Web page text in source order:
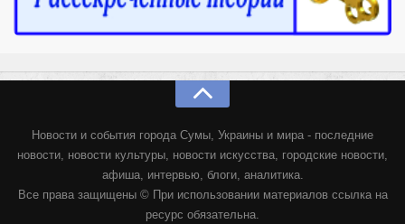
Новости и события города Сумы, Украины и мира - последние
новости, новости культуры, новости искусства, городские новости,
афиша, интервью, блоги, аналитика.
Все права защищены © При использовании материалов ссылка на
ресурс обязательна.